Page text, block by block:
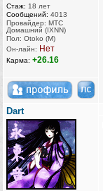
Стаж: 18 лет
Сообщений: 4013
Провайдер: МТС
Домашний (IXNN)
Пол: Otoko (M)
Он-лайн: Нет
Карма: +26.16
Dart